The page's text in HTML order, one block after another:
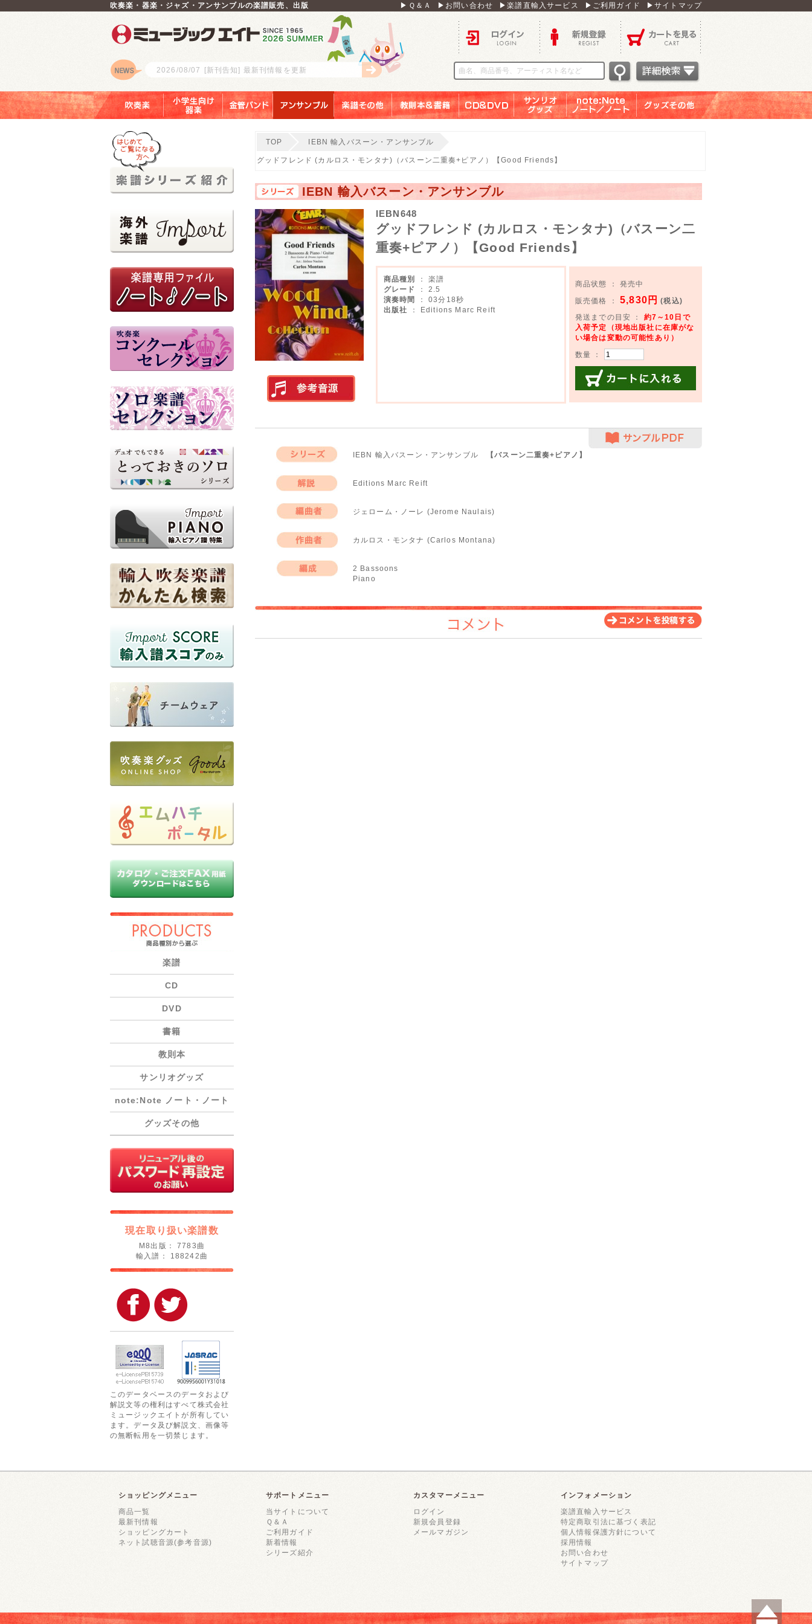
吹奏楽・器楽・ジャズ・アンサンブルの楽譜販売、出版 ▶Ｑ＆Ａ ▶お問い合わせ ▶楽譜直輸入サービス ▶ご利用ガイド ▶サイトマップ
ロゴ
2026/08/07 [新刊告知] 最新刊情報を更新
楽譜
CD
DVD
書籍
教則本
サンリオグッズ
note:Note ノート・ノート
グッズその他
現在取り扱い楽譜数
M8出版： 7783曲
輸入譜： 188242曲
このデータベースのデータおよび
解説文等の権利はすべて株式会社
ミュージックエイトが所有してい
ます。データ及び解説文、画像等
の無断転用を一切禁じます。
TOP IEBN 輸入バスーン・アンサンブル
グッドフレンド (カルロス・モンタナ)（バスーン二重奏+ピアノ）【Good Friends】
IEBN 輸入バスーン・アンサンブル
参考音源（外部リンク）
IEBN648
グッドフレンド (カルロス・モンタナ)（バスーン二
重奏+ピアノ）【Good Friends】
商品種別
： 楽譜
グレード
： 2.5
演奏時間
： 03分18秒
出版社
： Editions Marc Reift
商品状態 ： 発売中
販売価格 ：5,830円 (税込)
発送までの目安 ： 約7～10日で
入荷予定（現地出版社に在庫がな
い場合は変動の可能性あり）
数量 ：
IEBN 輸入バスーン・アンサンブル 【バスーン二重奏+ピアノ】
Editions Marc Reift
ジェローム・ノーレ (Jerome Naulais)
カルロス・モンタナ (Carlos Montana)
2 Bassoons
Piano
コメント
ショッピングメニュー
商品一覧
最新刊情報
ショッピングカート
ネット試聴音源(参考音源)
サポートメニュー
当サイトについて
Ｑ＆Ａ
ご利用ガイド
新着情報
シリーズ紹介
カスタマーメニュー
ログイン
新規会員登録
メールマガジン
インフォメーション
楽譜直輸入サービス
特定商取引法に基づく表記
個人情報保護方針について
採用情報
お問い合わせ
サイトマップ